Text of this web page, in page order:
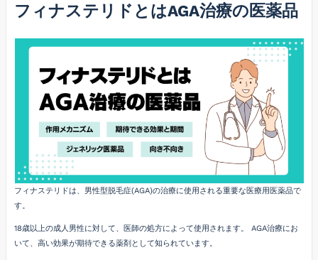
フィナステリドとはAGA治療の医薬品
フィナステリドは、男性型脱毛症(AGA)の治療に使用される重要な医療用医薬品で
す。
18歳以上の成人男性に対して、医師の処方によって使用されます。 AGA治療にお
いて、高い効果が期待できる薬剤として知られています。